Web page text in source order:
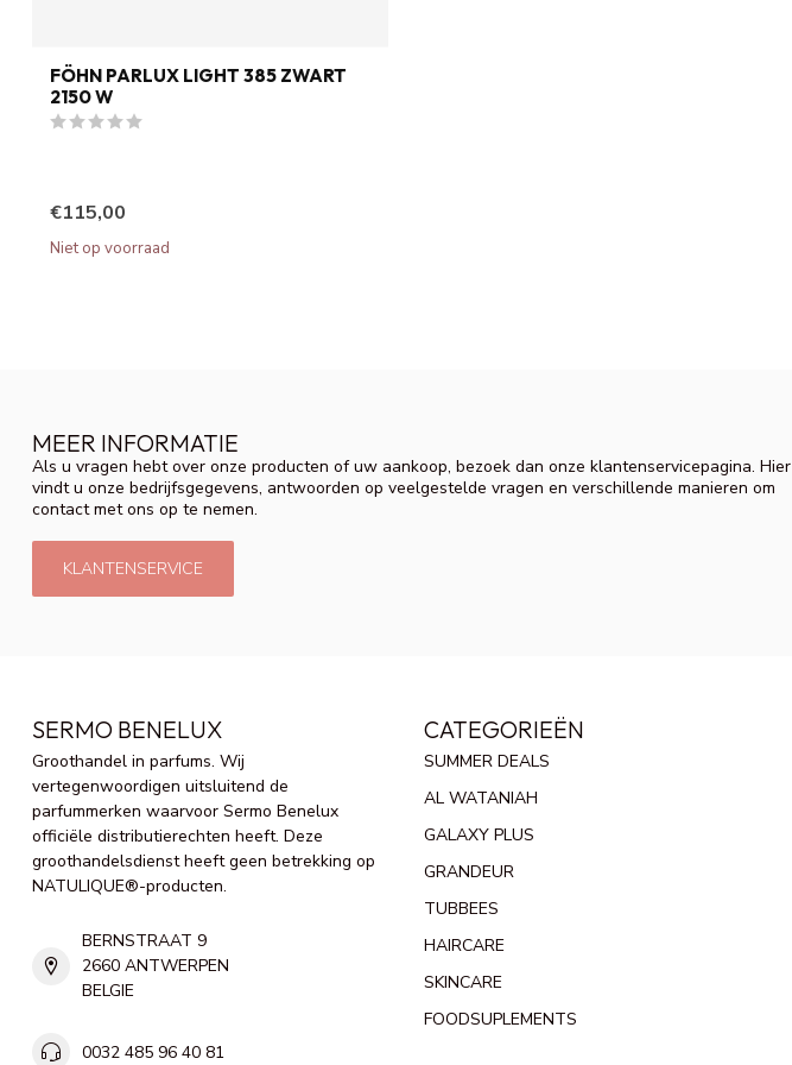
FÖHN PARLUX LIGHT 385 ZWART
2150 W
€115,00
Niet op voorraad
MEER INFORMATIE
Als u vragen hebt over onze producten of uw aankoop, bezoek dan onze klantenservicepagina. Hier
vindt u onze bedrijfsgegevens, antwoorden op veelgestelde vragen en verschillende manieren om
contact met ons op te nemen.
KLANTENSERVICE
SERMO BENELUX
Groothandel in parfums. Wij
vertegenwoordigen uitsluitend de
parfummerken waarvoor Sermo Benelux
officiële distributierechten heeft. Deze
groothandelsdienst heeft geen betrekking op
NATULIQUE®-producten.
BERNSTRAAT 9
2660 ANTWERPEN
BELGIE
0032 485 96 40 81
CATEGORIEËN
SUMMER DEALS
AL WATANIAH
GALAXY PLUS
GRANDEUR
TUBBEES
HAIRCARE
SKINCARE
FOODSUPLEMENTS